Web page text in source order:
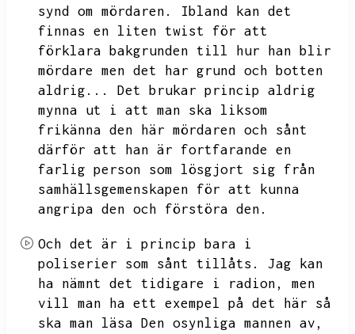
synd om mördaren.
Ibland kan det
finnas en liten twist för att
förklara bakgrunden till hur han blir
mördare men det har grund och botten
aldrig...
Det brukar princip aldrig
mynna ut i att man ska liksom
frikänna den här mördaren och sånt
därför att han är fortfarande en
farlig person som lösgjort sig från
samhällsgemenskapen för att kunna
angripa den och förstöra den.
Och det är i princip bara i
poliserier som sånt tillåts.
Jag kan
ha nämnt det tidigare i radion,
men
vill man ha ett exempel på det här så
ska man läsa Den osynliga mannen av,